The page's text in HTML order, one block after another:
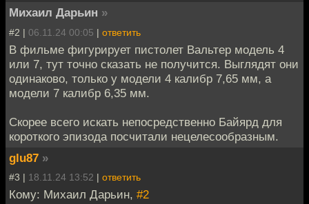
Михаил Дарьин »
#2 | 06.11.24 00:05 | ответить
В фильме фигурирует пистолет Вальтер модель 4
или 7, тут точно сказать не получится. Выглядят они
одинаково, только у модели 4 калибр 7,65 мм, а
модели 7 калибр 6,35 мм.
Скорее всего искать непосредственно Байярд для
короткого эпизода посчитали нецелесообразным.
glu87 »
#3 | 18.11.24 13:52 | ответить
Кому: Михаил Дарьин, #2